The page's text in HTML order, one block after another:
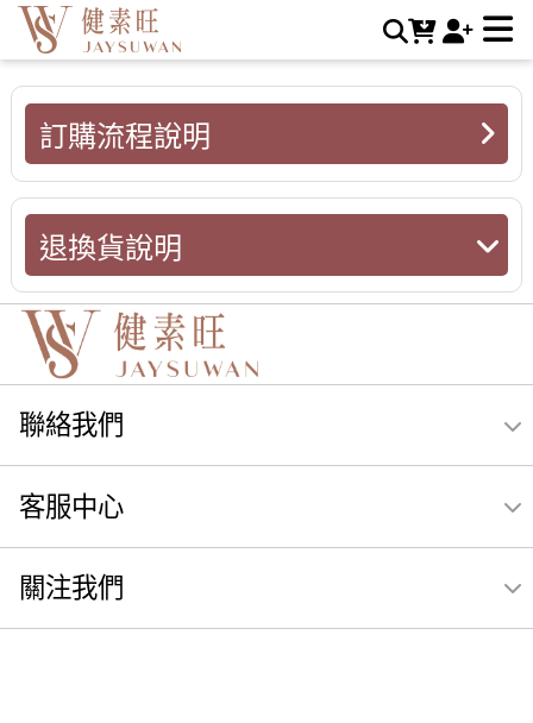
退換貨說明 | JAYSUWAN健素旺
訂購流程說明
退換貨說明
聯絡我們
客服中心
關注我們